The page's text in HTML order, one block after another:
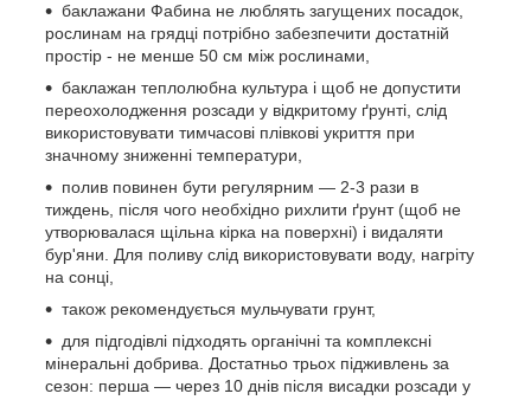
Нажмите "Разрешить" чтобы
получать главные новости с сайта
zelensvit.com
баклажани Фабина не люблять загущених посадок,
рослинам на грядці потрібно забезпечити достатній
простір - не менше 50 см між рослинами,
баклажан теплолюбна культура і щоб не допустити
переохолодження розсади у відкритому ґрунті, слід
використовувати тимчасові плівкові укриття при
значному зниженні температури,
полив повинен бути регулярним — 2-3 рази в
тиждень, після чого необхідно рихлити ґрунт (щоб не
утворювалася щільна кірка на поверхні) і видаляти
бур'яни. Для поливу слід використовувати воду, нагріту
на сонці,
також рекомендується мульчувати грунт,
для підгодівлі підходять органічні та комплексні
мінеральні добрива. Достатньо трьох підживлень за
сезон: перша — через 10 днів після висадки розсади у